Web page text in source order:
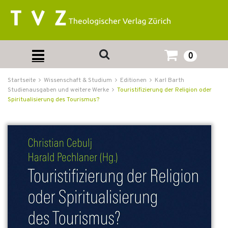
0
Startseite Wissenschaft & Studium Editionen
Karl Barth
Studienausgaben und weitere Werke
Touristifizierung der Religion oder
Spiritualisierung des Tourismus?